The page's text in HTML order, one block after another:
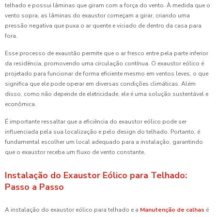
telhado e possui lâminas que giram com a força do vento. À medida que o
vento sopra, as lâminas do exaustor começam a girar, criando uma
pressão negativa que puxa o ar quente e viciado de dentro da casa para
fora.
Esse processo de exaustão permite que o ar fresco entre pela parte inferior
da residência, promovendo uma circulação contínua. O exaustor eólico é
projetado para funcionar de forma eficiente mesmo em ventos leves, o que
significa que ele pode operar em diversas condições climáticas. Além
disso, como não depende de eletricidade, ele é uma solução sustentável e
econômica.
É importante ressaltar que a eficiência do exaustor eólico pode ser
influenciada pela sua localização e pelo design do telhado. Portanto, é
fundamental escolher um local adequado para a instalação, garantindo
que o exaustor receba um fluxo de vento constante.
Instalação do Exaustor Eólico para Telhado:
Passo a Passo
A instalação do exaustor eólico para telhado e a Manutenção de calhas é